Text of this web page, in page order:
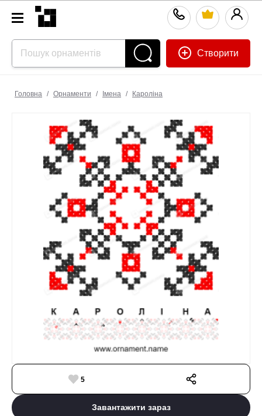
Створити
Головна / Орнаменти / Імена / Кароліна
5
Завантажити зараз